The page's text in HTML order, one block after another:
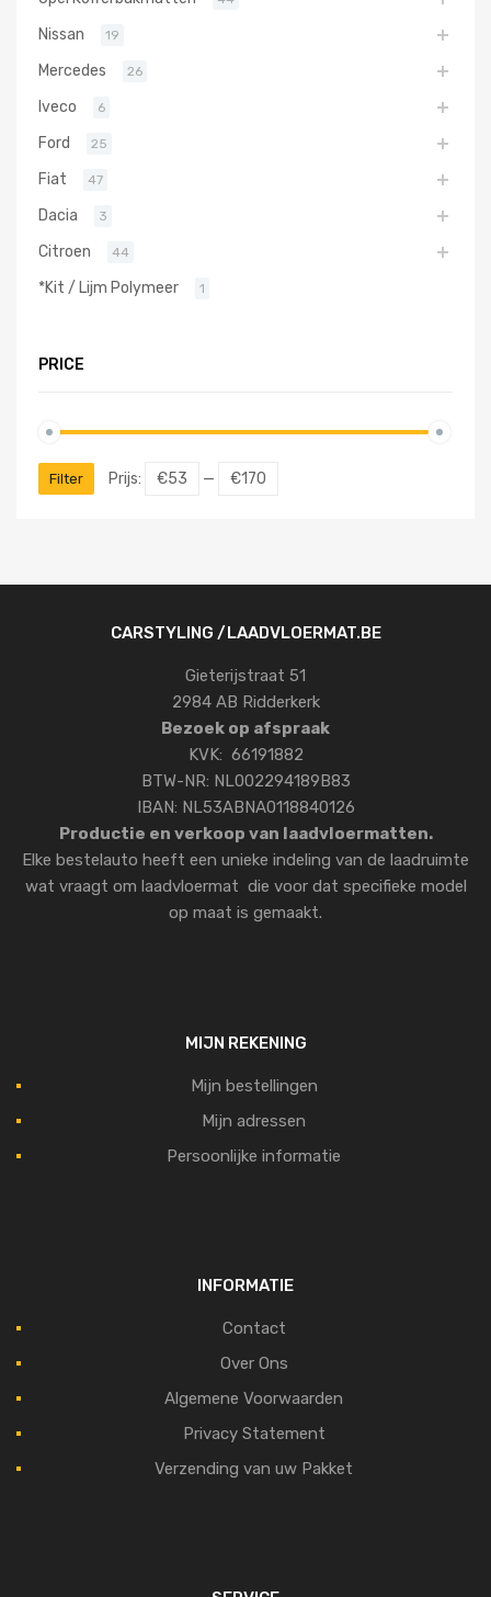
Nissan 19
Mercedes 26
Iveco 6
Ford 25
Fiat 47
Dacia 3
Citroen 44
*Kit / Lijm Polymeer 1
PRICE
Filter Prijs: €53 — €170
CARSTYLING /LAADVLOERMAT.BE
Gieterijstraat 51
2984 AB Ridderkerk
Bezoek op afspraak
KVK: 66191882
BTW-NR: NL002294189B83
IBAN: NL53ABNA0118840126
Productie en verkoop van laadvloermatten.
Elke bestelauto heeft een unieke indeling van de laadruimte
wat vraagt om laadvloermat die voor dat specifieke model
op maat is gemaakt.
MIJN REKENING
Mijn bestellingen
Mijn adressen
Persoonlijke informatie
INFORMATIE
Contact
Over Ons
Algemene Voorwaarden
Privacy Statement
Verzending van uw Pakket